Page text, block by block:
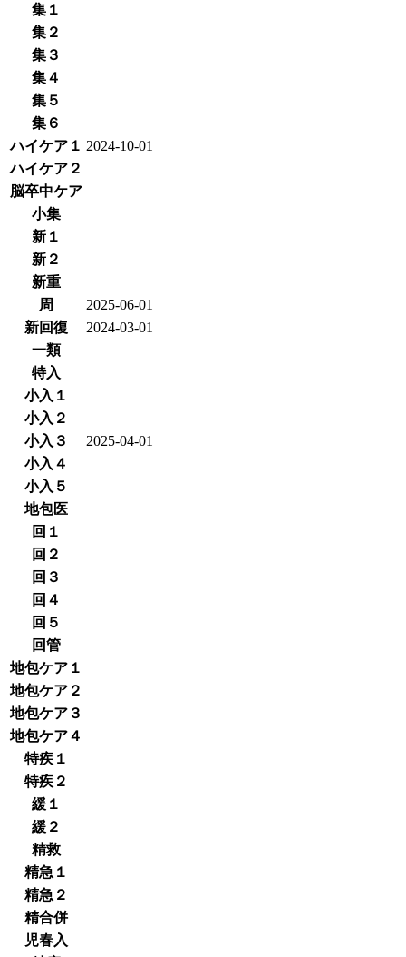
集１
集２
集３
集４
集５
集６
ハイケア１ 2024-10-01
ハイケア２
脳卒中ケア
小集
新１
新２
新重
周
2025-06-01
新回復
2024-03-01
一類
特入
小入１
小入２
小入３
2025-04-01
小入４
小入５
地包医
回１
回２
回３
回４
回５
回管
地包ケア１
地包ケア２
地包ケア３
地包ケア４
特疾１
特疾２
緩１
緩２
精救
精急１
精急２
精合併
児春入